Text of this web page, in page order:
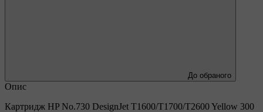
До обраного
Опис
Картридж HP No.730 DesignJet T1600/T1700/T2600 Yellow 300